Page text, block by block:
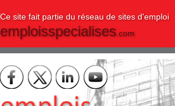
Ce site fait partie du réseau de sites d'emploi
emploisspecialises.com